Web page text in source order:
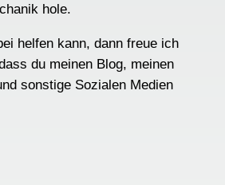
hole.
helfen kann, dann freue ich
du meinen Blog, meinen
sonstige Sozialen Medien